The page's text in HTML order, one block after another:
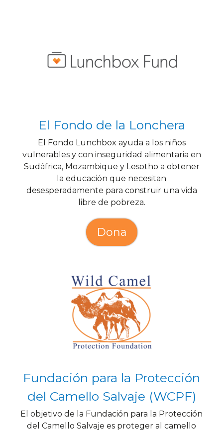
El Fondo de la Lonchera
El Fondo Lunchbox ayuda a los niños
vulnerables y con inseguridad alimentaria en
Sudáfrica, Mozambique y Lesotho a obtener
la educación que necesitan
desesperadamente para construir una vida
libre de pobreza.
Dona
Fundación para la Protección
del Camello Salvaje (WCPF)
El objetivo de la Fundación para la Protección
del Camello Salvaje es proteger al camello